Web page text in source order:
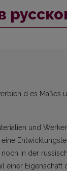
d es Maßes
und
in der
einer Eigenschaft